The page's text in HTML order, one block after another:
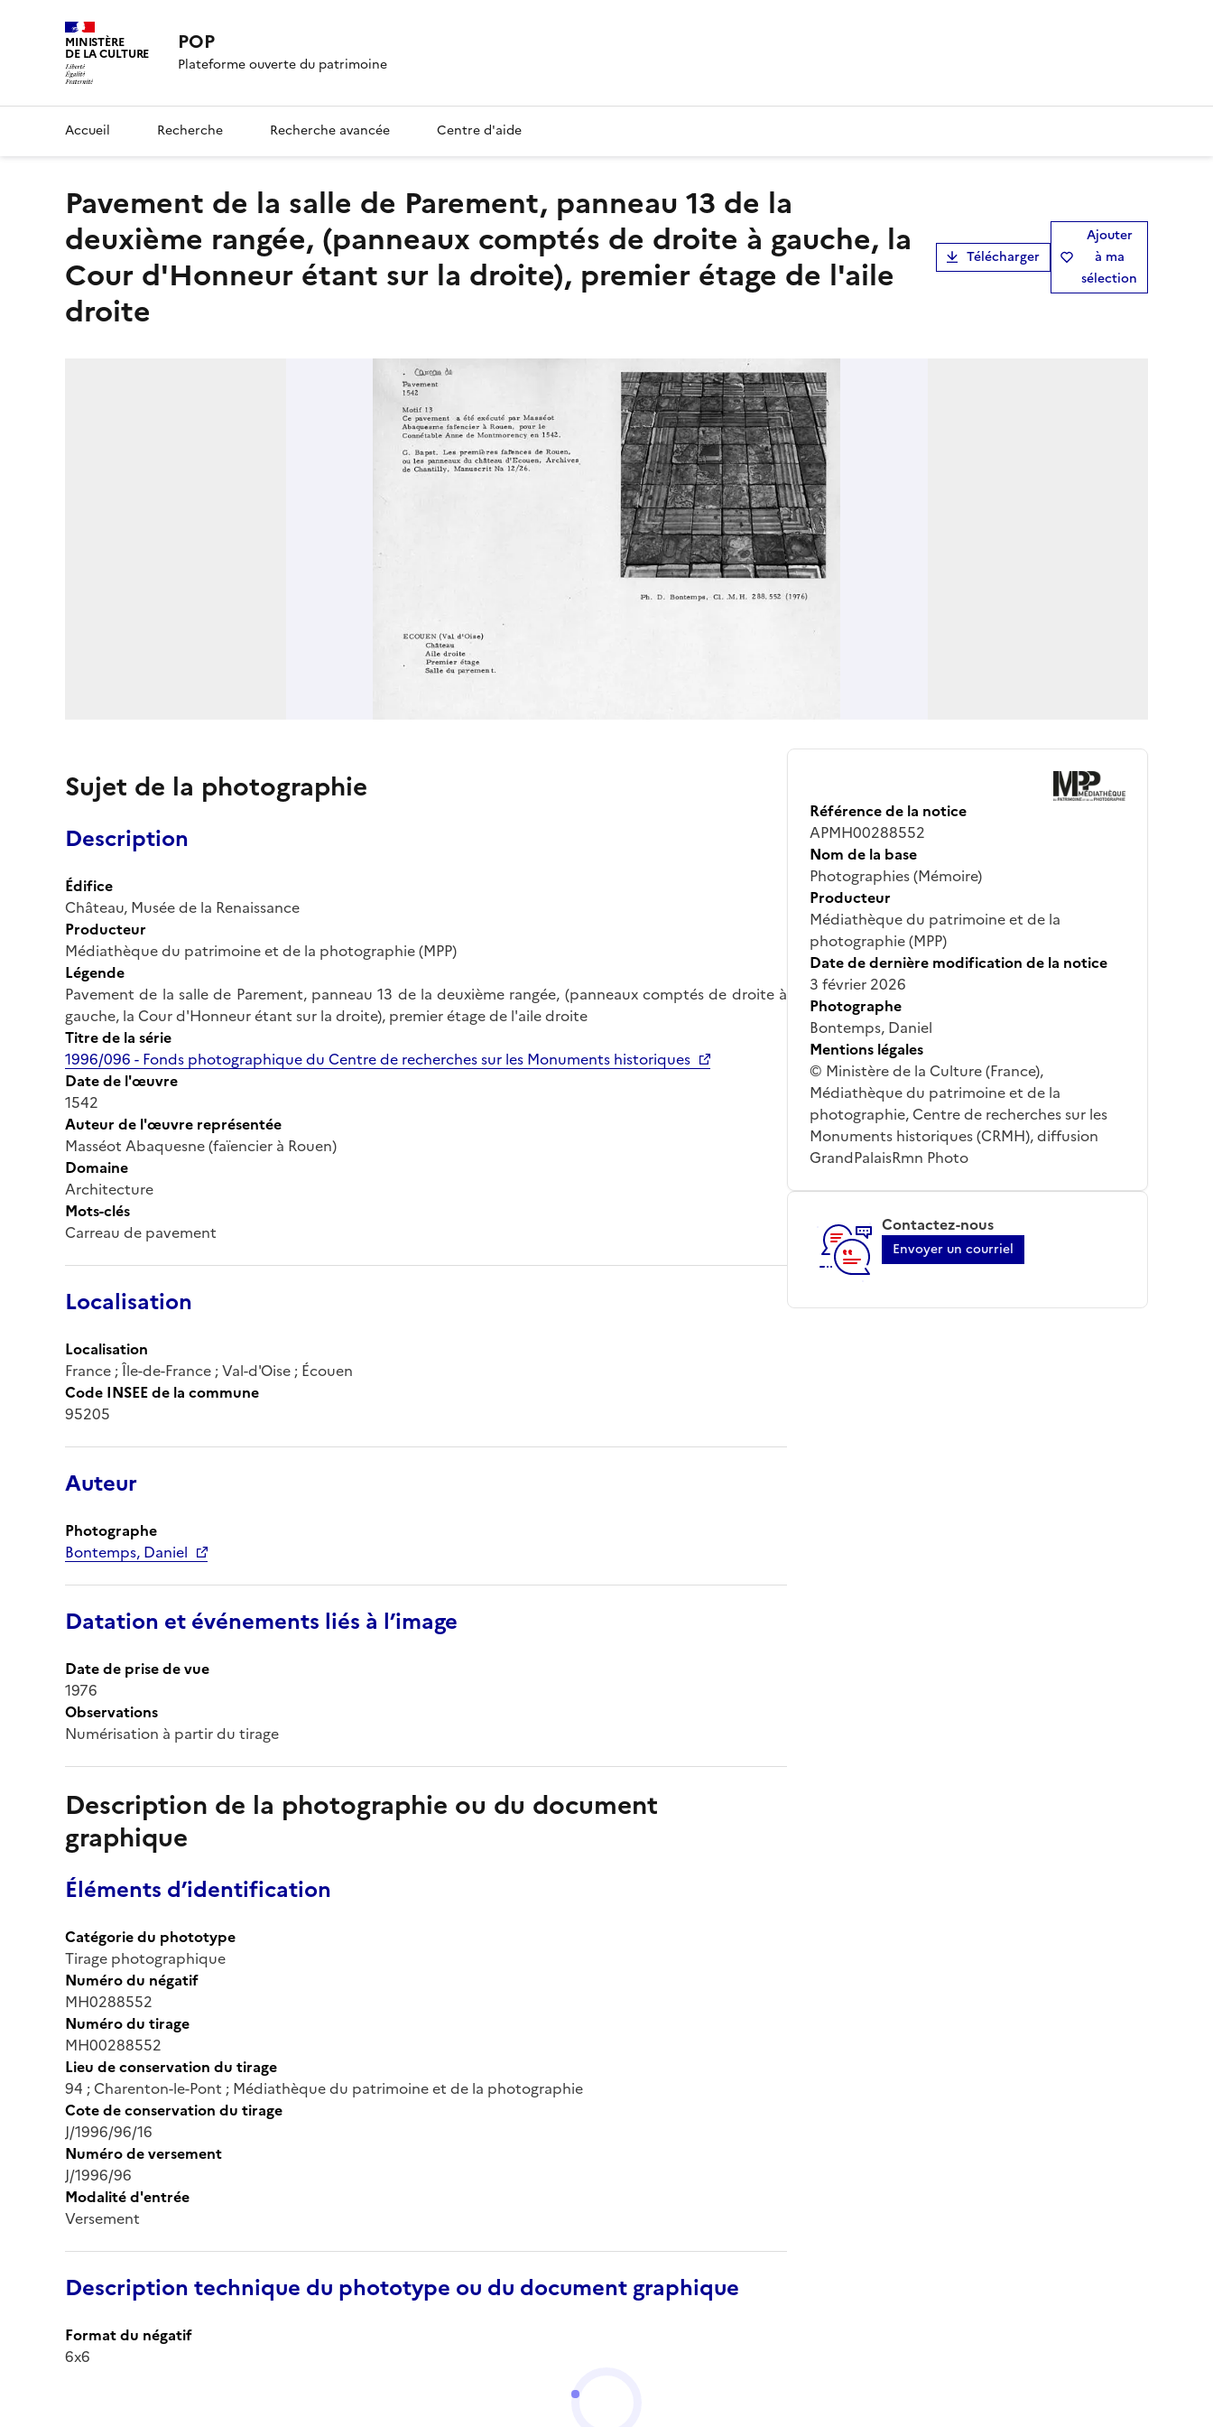
MINISTÈRE
DE LA CULTURE POP
Plateforme ouverte du patrimoine
Accueil Recherche Recherche avancée Centre d'aide
Pavement de la salle de Parement, panneau 13 de la
deuxième rangée, (panneaux comptés de droite à gauche, la
Cour d'Honneur étant sur la droite), premier étage de l'aile
droite
Télécharger
Ajouter
à ma
sélection
Sujet de la photographie
Description
Édifice
Château, Musée de la Renaissance
Producteur
Médiathèque du patrimoine et de la photographie (MPP)
Légende
Pavement de la salle de Parement, panneau 13 de la deuxième rangée, (panneaux comptés de droite à
gauche, la Cour d'Honneur étant sur la droite), premier étage de l'aile droite
Titre de la série
1996/096 - Fonds photographique du Centre de recherches sur les Monuments historiques
Date de l'œuvre
1542
Auteur de l'œuvre représentée
Masséot Abaquesne (faïencier à Rouen)
Domaine
Architecture
Mots-clés
Carreau de pavement
Localisation
Localisation
France ; Île-de-France ; Val-d'Oise ; Écouen
Code INSEE de la commune
95205
Auteur
Photographe
Bontemps, Daniel
Datation et événements liés à l’image
Date de prise de vue
1976
Observations
Numérisation à partir du tirage
Description de la photographie ou du document
graphique
Éléments d’identification
Catégorie du phototype
Tirage photographique
Numéro du négatif
MH0288552
Numéro du tirage
MH00288552
Lieu de conservation du tirage
94 ; Charenton-le-Pont ; Médiathèque du patrimoine et de la photographie
Cote de conservation du tirage
J/1996/96/16
Numéro de versement
J/1996/96
Modalité d'entrée
Versement
Description technique du phototype ou du document graphique
Format du négatif
6x6
Référence de la notice
APMH00288552
Nom de la base
Photographies (Mémoire)
Producteur
Médiathèque du patrimoine et de la
photographie (MPP)
Date de dernière modification de la notice
3 février 2026
Photographe
Bontemps, Daniel
Mentions légales
© Ministère de la Culture (France),
Médiathèque du patrimoine et de la
photographie, Centre de recherches sur les
Monuments historiques (CRMH), diffusion
GrandPalaisRmn Photo
Contactez-nous
Envoyer un courriel